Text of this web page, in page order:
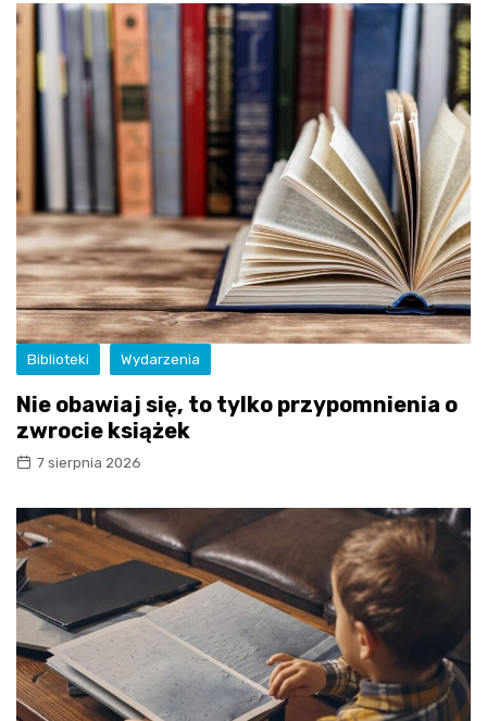
Biblioteki Wydarzenia
Nie obawiaj się, to tylko przypomnienia o
zwrocie książek
7 sierpnia 2026